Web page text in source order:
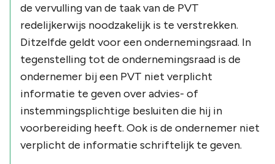
de vervulling van de taak van de PVT
redelijkerwijs noodzakelijk is te verstrekken.
Ditzelfde geldt voor een ondernemingsraad. In
tegenstelling tot de ondernemingsraad is de
ondernemer bij een PVT niet verplicht
informatie te geven over advies- of
instemmingsplichtige besluiten die hij in
voorbereiding heeft. Ook is de ondernemer niet
verplicht de informatie schriftelijk te geven.